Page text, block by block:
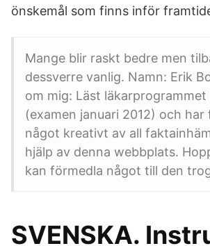
önskemål som finns inför
Mange blir raskt bedre men
dessverre vanlig. Namn: Erik
om mig: Läst läkarprogrammet
(examen januari 2012) och
något kreativt av all
hjälp av denna webbplats.
kan förmedla något till den
SVENSKA.